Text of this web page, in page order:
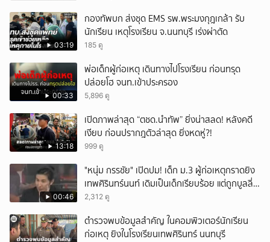
ของที่ร้านค้าของตนบ่อยครั้ง คนงานส่วนใหญ่พูดภาษาไทย แต่ก็มีบางคน
พูดภาษาอังกฤษ แต่ตนเองก็ไม่ทราบว่าเป็นคนสัญชาติอะไร คุณป้า บอกว่า
เมื่อถามพนักงานว่าบริษัทนี้ประกอบกิจการอะไร พนักงานก็อ้ำอึ้งไม่ยอมบอก
กระทั่งหลานสาวเล่าให้ฟังว่าขับรถผ่านมาเห็นพนักงานประกอบโดรน และมี
กล้องมาถ่ายทำ จึงมาทราบในภายหลังว่าเป็นบริษัทเกี่ยวกับโดรน กดติดตาม
ช่อง CH7HD News ได้ที่ : https://cutt.ly/YTch7hdnews ติดตาม
ข่าวสารเพิ่มเติมได้ที่ : https://news.ch7.com #ข่าวเย็นประเด็นร้อน
#ข่าวช่อง7 #CH7HDNEWS ติดตาม CH7HD News และ TERO Digital
ได้ที่ : https://linktr.ee/ch7hdnews_tero
03:19
กองทัพบก ส่งชุด EMS รพ.พระมงกุฎเกล้า รับ
นักเรียน เหตุโรงเรียน จ.นนทบุรี เร่งผ่าตัด
185 ดู
00:33
พ่อเด็กผู้ก่อเหตุ เดินทางไปโรงเรียน ก่อนทรุด
ปล่อยโฮ จนท.เข้าประครอง
5,896 ดู
13:18
เปิดภาพล่าสุด “ตชด.นำทัพ” ยิ่งน่าสลด! หลังคดี
เงียบ ก่อนปรากฎตัวล่าสุด ยิ่งหดหู่?!
999 ดู
00:46
"หนุ่ม กรรชัย" เปิดปม! เด็ก ม.3 ผู้ก่อเหตุกราดยิง
เทพศิรินทร์นนท์ เดิมเป็นเด็กเรียบร้อย แต่ถูกบูลลี่
หนัก คาดแรงกดดันสะสมกลายเป็นแรงแค้น จนก่อ
2,312 ดู
ตำรวจพบข้อมูลสำคัญ ในคอมพิวเตอร์นักเรียน
ก่อเหตุ ยิงในโรงเรียนเทพศิรินทร์ นนทบุรี